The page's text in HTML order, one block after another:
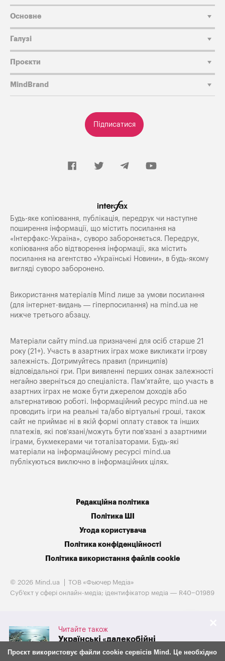
Читайте також
Українські «далекобійні
санкції» обвалили експорт
російського зерна на 38%
Підписатися
Основне
Галузі
Проєкти
MindBrand
Будь-яке копiювання, публiкацiя, передрук чи наступне
поширення iнформацiї, що мiстить посилання на
«Iнтерфакс-Україна», суворо забороняється. Передрук,
копіювання або відтворення інформації, яка містить
посилання на агентство «Українські Новини», в будь-якому
вигляді суворо заборонено.
Використання матеріалів Mind лише за умови посилання
(для інтернет-видань — гіперпосилання) на mind.ua не
нижче третього абзацу.
Матеріали сайту mind.ua призначені для осіб старше 21
року (21+). Участь в азартних іграх може викликати ігрову
залежність. Дотримуйтесь правил (принципів)
відповідальної гри. При виявленні перших ознак залежності
негайно зверніться до спеціаліста. Пам'ятайте, що участь в
азартних іграх не може бути джерелом доходів або
альтернативою роботі. Інформаційний ресурс mind.ua не
проводить ігри на реальні та/або віртуальні гроші, також
сайт не приймає ні в якій формі оплату ставок та інших
платежів, які пов’язані/можуть бути пов’язані з азартними
іграми, букмекерами чи тоталізаторами. Будь-які
матеріали на інформаційному ресурсі mind.ua
публікуються виключно в інформаційних цілях.
Редакційна політика
Політика ШІ
Угода користувача
Політика конфіденційності
Політика використання файлів cookie
© 2026 Mind.ua
ТОВ «Фьючер Медiа»
Cуб'єкт у сфері онлайн-медіа; ідентифікатор медіа — R40−01989
Проєкт використовує файли cookie сервісів Mind. Це необхідно